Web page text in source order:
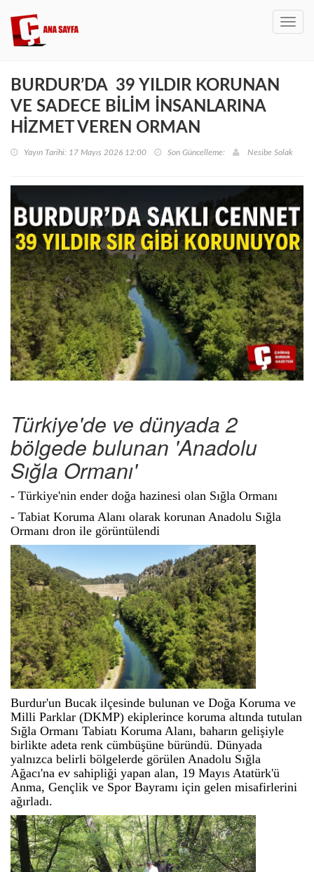
BURDUR’DA 39 YILDIR KORUNAN
VE SADECE BİLİM İNSANLARINA
HİZMET VEREN ORMAN
Yayın Tarihi: 17 Mayıs 2026 12:00 Son Güncelleme: Nesibe Solak
Türkiye'de ve dünyada 2
bölgede bulunan 'Anadolu
Sığla Ormanı'
- Türkiye'nin ender doğa hazinesi olan Sığla Ormanı
- Tabiat Koruma Alanı olarak korunan Anadolu Sığla
Ormanı dron ile görüntülendi
Burdur'un Bucak ilçesinde bulunan ve Doğa Koruma ve
Milli Parklar (DKMP) ekiplerince koruma altında tutulan
Sığla Ormanı Tabiatı Koruma Alanı, baharın gelişiyle
birlikte adeta renk cümbüşüne büründü. Dünyada
yalnızca belirli bölgelerde görülen Anadolu Sığla
Ağacı'na ev sahipliği yapan alan, 19 Mayıs Atatürk'ü
Anma, Gençlik ve Spor Bayramı için gelen misafirlerini
ağırladı.